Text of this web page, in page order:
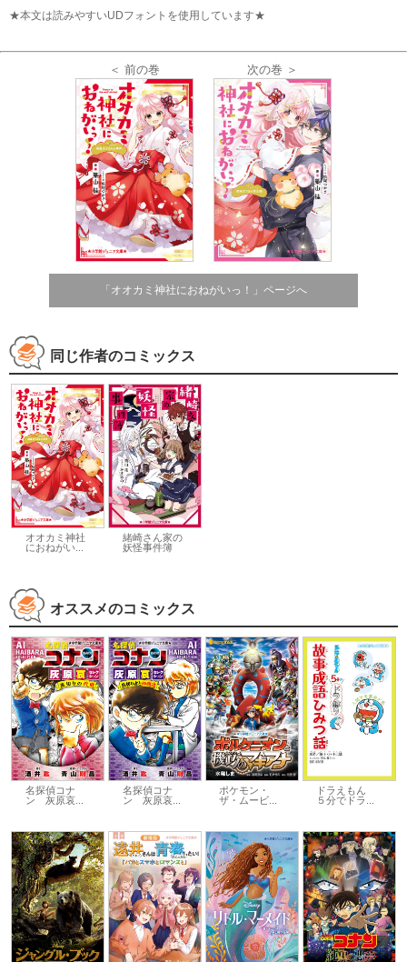
★本文は読みやすいUDフォントを使用しています★
＜ 前の巻 次の巻 ＞
「オオカミ神社におねがいっ！」ページへ
同じ作者のコミックス
オオカミ神社
におねがい...
緒崎さん家の
妖怪事件簿
オススメのコミックス
名探偵コナ
ン 灰原哀...
名探偵コナ
ン 灰原哀...
ポケモン・
ザ・ムービ...
ドラえもん
５分でドラ...